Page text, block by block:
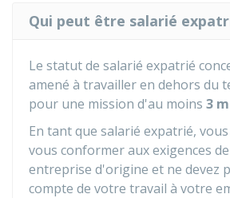
Qui peut être salarié
Le statut de salarié expatrié
amené à travailler en dehors du
pour une mission d'au moins 3
En tant que salarié expatrié,
vous conformer aux exigences
entreprise d'origine et ne devez
compte de votre travail à votre